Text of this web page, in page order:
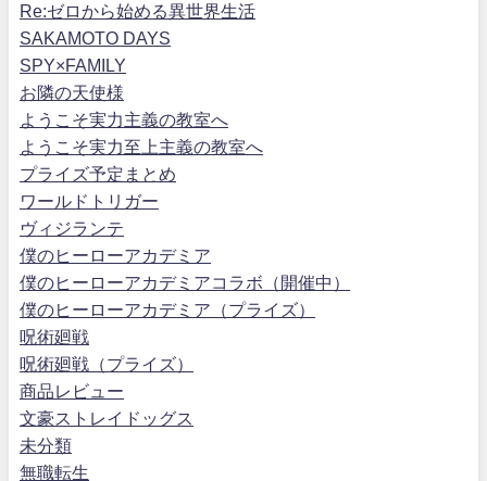
Re:ゼロから始める異世界生活
SAKAMOTO DAYS
SPY×FAMILY
お隣の天使様
ようこそ実力主義の教室へ
ようこそ実力至上主義の教室へ
プライズ予定まとめ
ワールドトリガー
ヴィジランテ
僕のヒーローアカデミア
僕のヒーローアカデミアコラボ（開催中）
僕のヒーローアカデミア（プライズ）
呪術廻戦
呪術廻戦（プライズ）
商品レビュー
文豪ストレイドッグス
未分類
無職転生